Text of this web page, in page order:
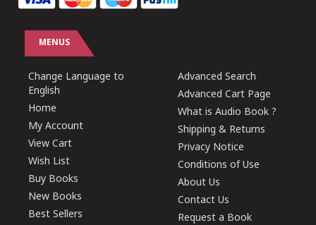
MENUS
Change Language to
English
Home
My Account
View Cart
Wish List
Buy Books
New Books
Best Sellers
Advanced Search
Advanced Cart Page
What is Audio Book ?
Shipping & Returns
Privacy Notice
Conditions of Use
About Us
Contact Us
Request a Book